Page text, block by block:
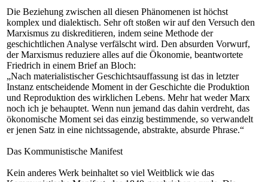
Die Beziehung zwischen all diesen Phänomenen ist höchst
komplex und dialektisch. Sehr oft stoßen wir auf den Versuch den
Marxismus zu diskreditieren, indem seine Methode der
geschichtlichen Analyse verfälscht wird. Den absurden Vorwurf,
der Marxismus reduziere alles auf die Ökonomie, beantwortete
Friedrich in einem Brief an Bloch:
„Nach materialistischer Geschichtsauffassung ist das in letzter
Instanz entscheidende Moment in der Geschichte die Produktion
und Reproduktion des wirklichen Lebens. Mehr hat weder Marx
noch ich je behauptet. Wenn nun jemand das dahin verdreht, das
ökonomische Moment sei das einzig bestimmende, so verwandelt
er jenen Satz in eine nichtssagende, abstrakte, absurde Phrase.“
Das Kommunistische Manifest
Kein anderes Werk beinhaltet so viel Weitblick wie das